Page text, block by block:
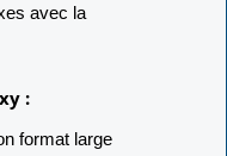
avec la
:
format large